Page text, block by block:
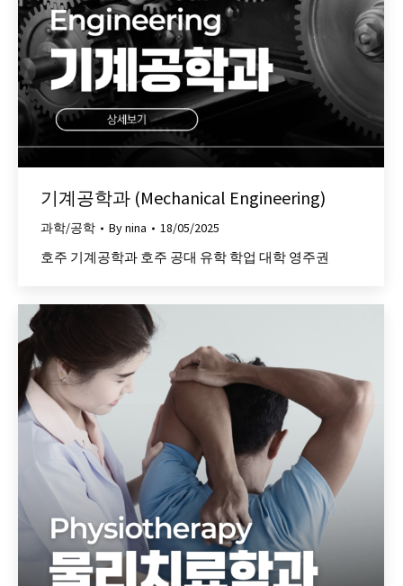
기계공학과 (Mechanical Engineering)
과학/공학 Bynina 18/05/2025
호주 기계공학과 호주 공대 유학 학업 대학 영주권